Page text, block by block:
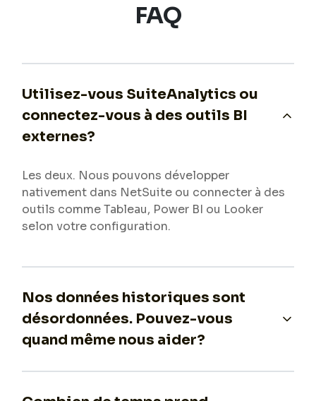
FAQ
Utilisez-vous SuiteAnalytics ou
connectez-vous à des outils BI
externes?
Les deux. Nous pouvons développer
nativement dans NetSuite ou connecter à des
outils comme Tableau, Power BI ou Looker
selon votre configuration.
Nos données historiques sont
désordonnées. Pouvez-vous
quand même nous aider?
corrigeable et ce qui ne l'est pas. Nous